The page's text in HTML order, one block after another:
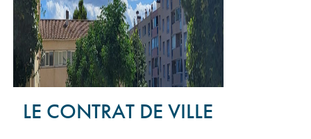
LE CONTRAT DE VILLE